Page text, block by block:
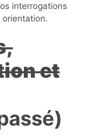
interrogations
et